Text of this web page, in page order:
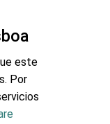
este
Por